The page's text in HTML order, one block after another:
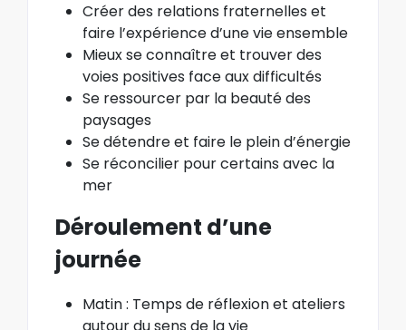
Créer des relations fraternelles et
faire l’expérience d’une vie ensemble
Mieux se connaître et trouver des
voies positives face aux difficultés
Se ressourcer par la beauté des
paysages
Se détendre et faire le plein d’énergie
Se réconcilier pour certains avec la
mer
Déroulement d’une
journée
Matin : Temps de réflexion et ateliers